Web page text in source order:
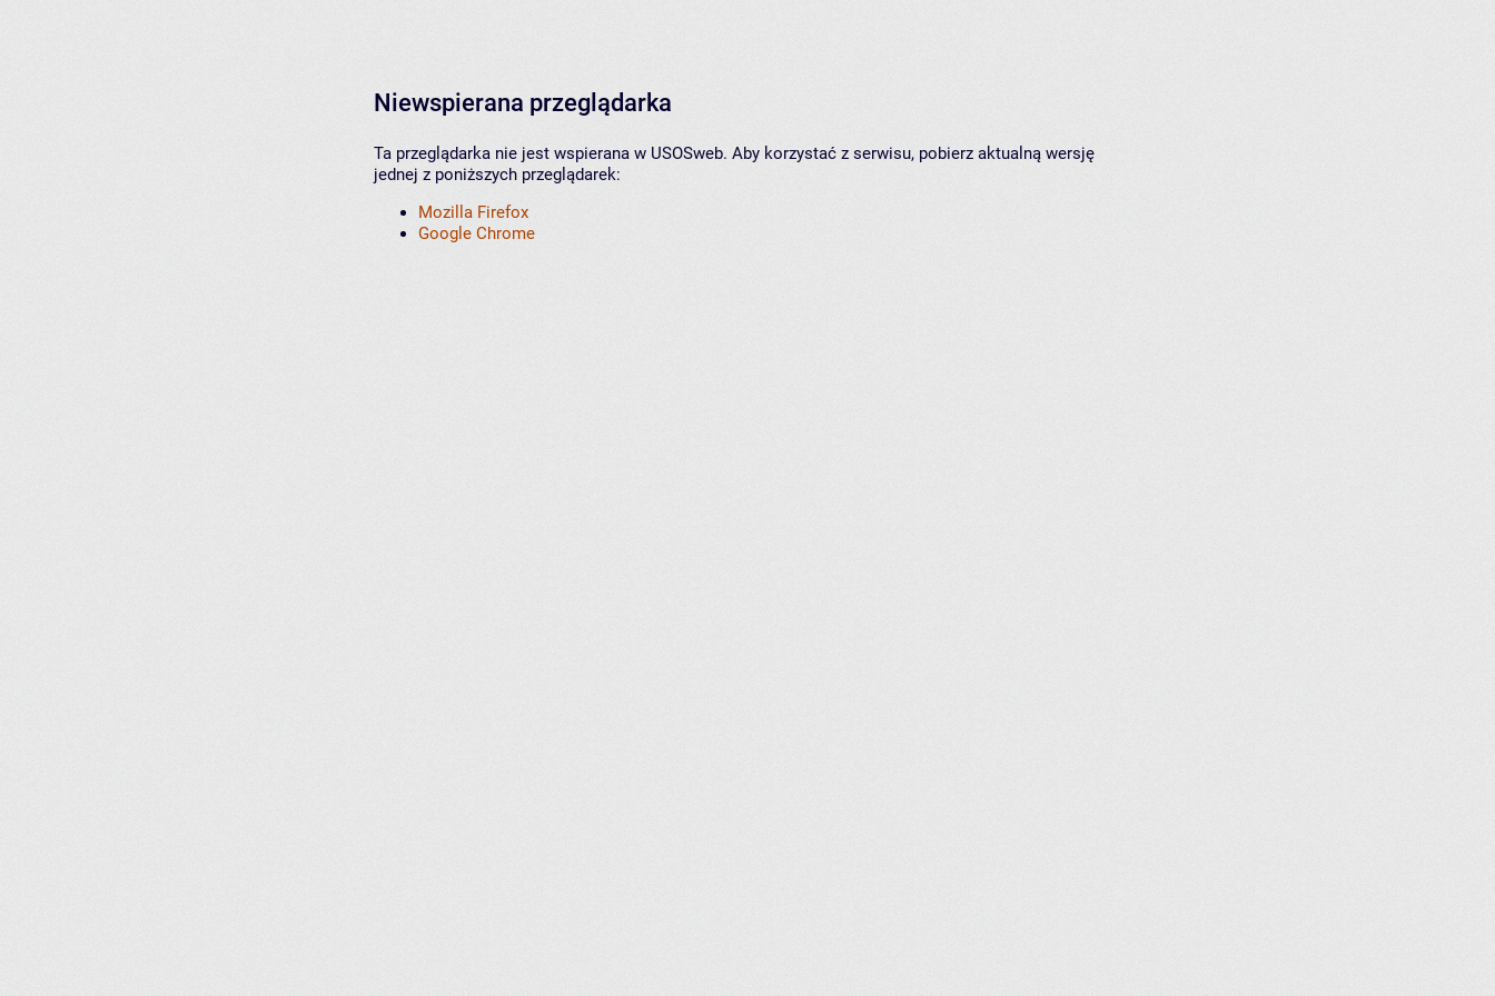
Niewspierana przeglądarka
Ta przeglądarka nie jest wspierana w USOSweb. Aby korzystać z serwisu, pobierz aktualną wersję
jednej z poniższych przeglądarek:
Mozilla Firefox
Google Chrome